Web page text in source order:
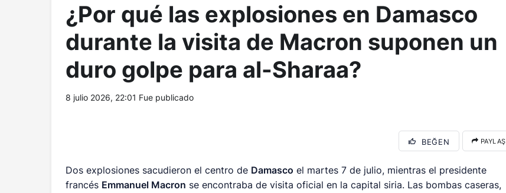
¿Por qué las explosiones en Damasco
durante la visita de Macron suponen un
duro golpe para al-Sharaa?
8 julio 2026, 22:01 Fue publicado
BEĞEN PAYLAŞ
Dos explosiones sacudieron el centro de Damasco el martes 7 de julio, mientras el presidente
francés Emmanuel Macron se encontraba de visita oficial en la capital siria. Las bombas caseras,